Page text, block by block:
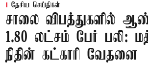
தேசிய செய்திகள்
சாலை விபத்துகளில்
1.80 லட்சம் பேர் பலி:
நிதின் கட்காரி வேதனை